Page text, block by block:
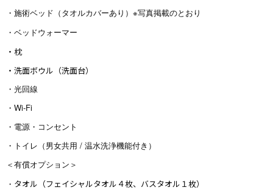
・施術ベッド（タオルカバーあり）※写真掲載のとおり
・ベッドウォーマー
・枕
・洗面ボウル（洗面台）
・光回線
・Wi-Fi
・電源・コンセント
・トイレ（男女共用 / 温水洗浄機能付き）
＜有償オプション＞
・ タオル（フェイシャルタオル４枚、バスタオル１枚）